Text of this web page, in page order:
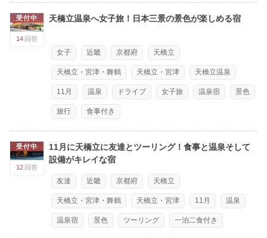
受付中
14 回答
天橋立温泉へ女子旅！日本三景の景色が楽しめる宿
女子 近畿 京都府 天橋立
天橋立・宮津・舞鶴 天橋立・宮津 天橋立温泉
11月 温泉 ドライブ 女子旅 温泉宿 景色
旅行 食事付き
受付中
12 回答
11月に天橋立に友達とツーリング！食事と温泉そして
設備がキレイな宿
友達 近畿 京都府 天橋立
天橋立・宮津・舞鶴 天橋立・宮津 11月 温泉
温泉宿 景色 ツーリング 一泊二食付き